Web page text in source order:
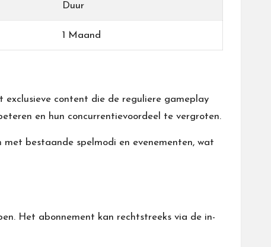
Duur
1 Maand
content die de reguliere gameplay
en hun concurrentievoordeel te vergroten.
bestaande spelmodi en evenementen, wat
Het abonnement kan rechtstreeks via de in-